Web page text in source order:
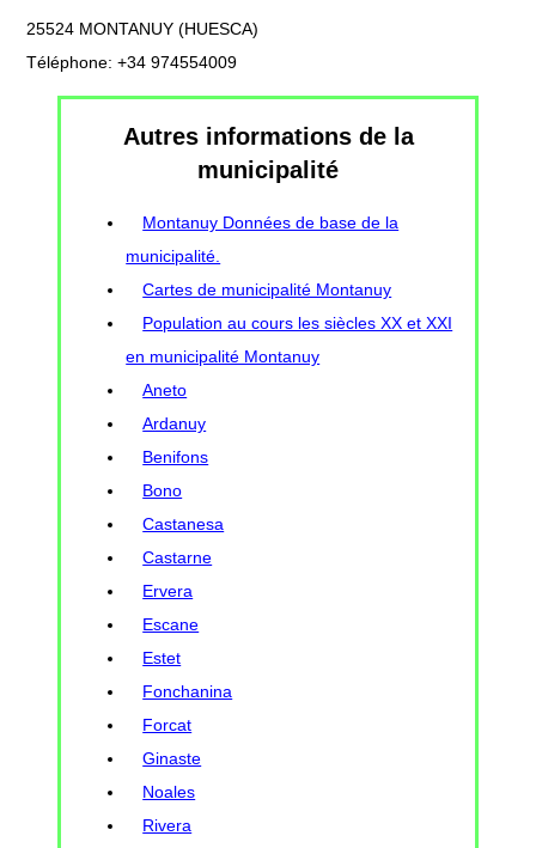
25524 MONTANUY (HUESCA)
Téléphone: +34 974554009
Autres informations de la
municipalité
Montanuy Données de base de la
municipalité.
Cartes de municipalité Montanuy
Population au cours les siècles XX et XXI
en municipalité Montanuy
Aneto
Ardanuy
Benifons
Bono
Castanesa
Castarne
Ervera
Escane
Estet
Fonchanina
Forcat
Ginaste
Noales
Rivera